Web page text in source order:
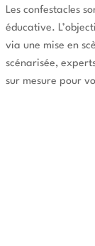
Les confestacles
éducative.
via une mise en
scénarisée,
sur mesure pour